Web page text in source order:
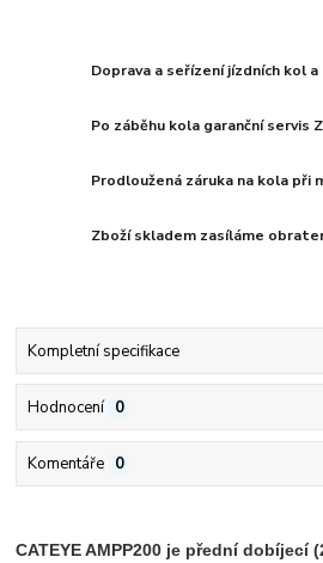
Doprava a seřízení jízdních kol
Po záběhu kola garanční servis
Prodloužená záruka na kola při
Zboží skladem zasíláme
Kompletní specifikace
Hodnocení 0
Komentáře 0
CATEYE AMPP200 je přední dobíjecí